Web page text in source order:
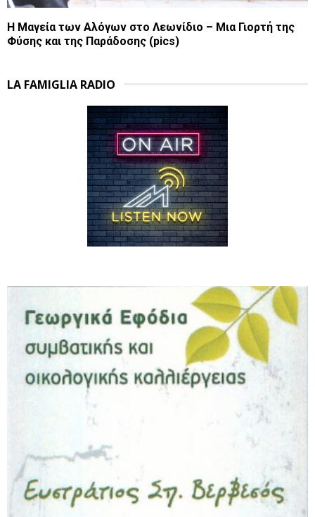
Η Μαγεία των Αλόγων στο Λεωνίδιο – Μια Γιορτή της
Φύσης και της Παράδοσης (pics)
LA FAMIGLIA RADIO